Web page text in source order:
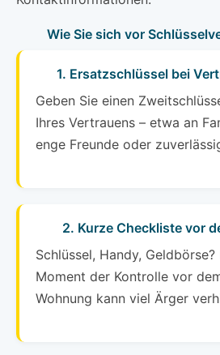
Wie Sie sich vor
1. Ersatzschlüssel bei
Geben Sie einen
Ihres Vertrauens – etwa an
enge Freunde oder
2. Kurze Checkliste vor
Schlüssel, Handy,
Moment der Kontrolle vor
Wohnung kann viel Ärger